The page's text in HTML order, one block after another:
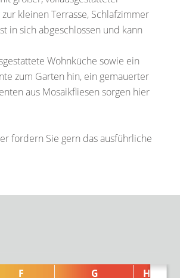
kleinen Terrasse, Schlafzimmer
in sich abgeschlossen und kann
Wohnküche sowie ein
zum Garten hin, ein gemauerter
aus Mosaikfliesen sorgen hier
fordern Sie gern das ausführliche